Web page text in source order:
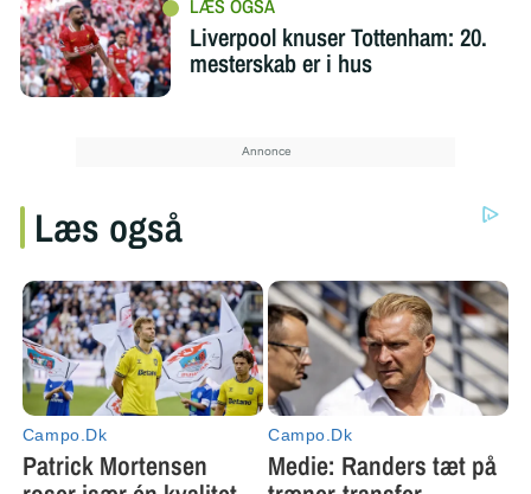
Liverpool knuser Tottenham: 20.
mesterskab er i hus